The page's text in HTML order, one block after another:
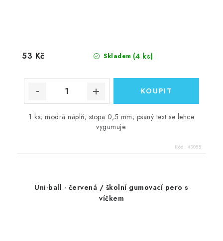
Skladem (4 ks)
53 Kč
1 ks; modrá náplň; stopa 0,5 mm; psaný text se lehce
vygumuje.
Kód: 43055
Uni-ball - červená / školní gumovací pero s
víčkem